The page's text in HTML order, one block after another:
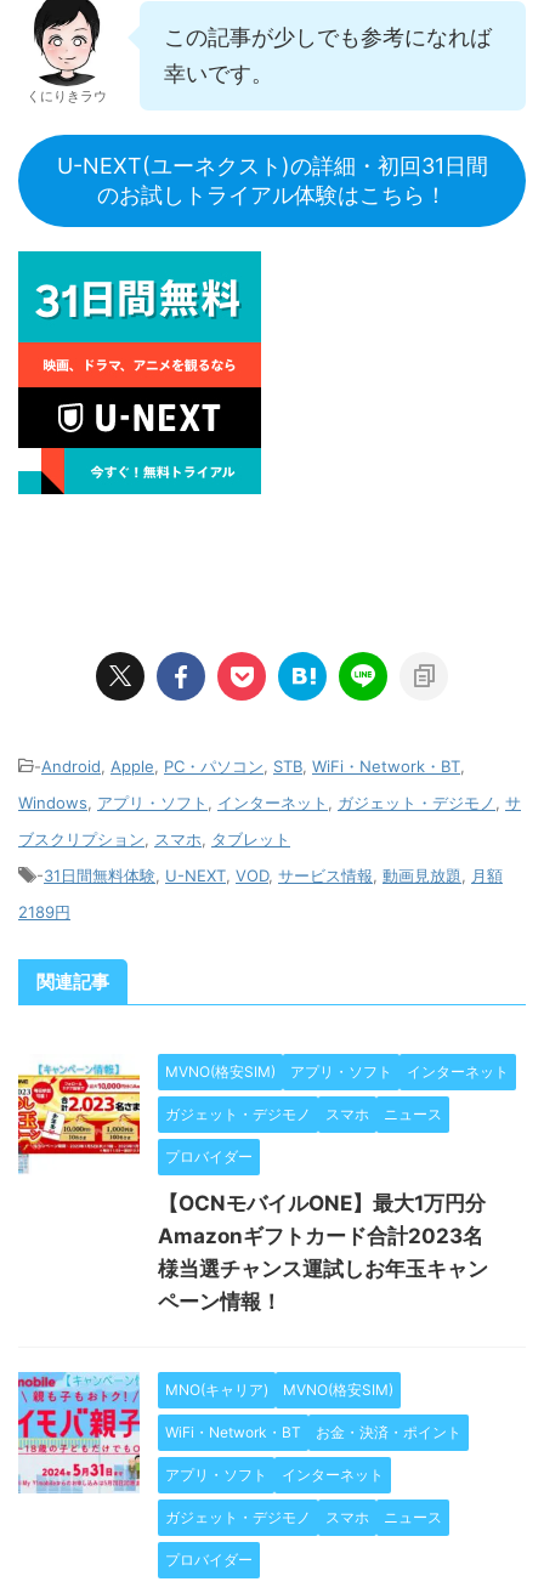
くにりきラウ
この記事が少しでも参考になれば
幸いです。
U-NEXT(ユーネクスト)の詳細・初回31日間
のお試しトライアル体験はこちら！
-Android, Apple, PC・パソコン, STB, WiFi・Network・BT,
Windows, アプリ・ソフト , インターネット , ガジェット・デジモノ, サ
ブスクリプション, スマホ, タブレット
-31日間無料体験, U-NEXT, VOD, サービス情報, 動画見放題, 月額
2189円
関連記事
MVNO(格安SIM) アプリ・ソフト インターネット
ガジェット・デジモノ スマホ ニュース
プロバイダー
【OCNモバイルONE】最大1万円分
Amazonギフトカード合計2023名
様当選チャンス運試しお年玉キャン
ペーン情報！
MNO(キャリア) MVNO(格安SIM)
WiFi・Network・BT お金・決済・ポイント
アプリ・ソフト インターネット
ガジェット・デジモノ スマホ ニュース
プロバイダー